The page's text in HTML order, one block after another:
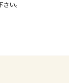
さい。